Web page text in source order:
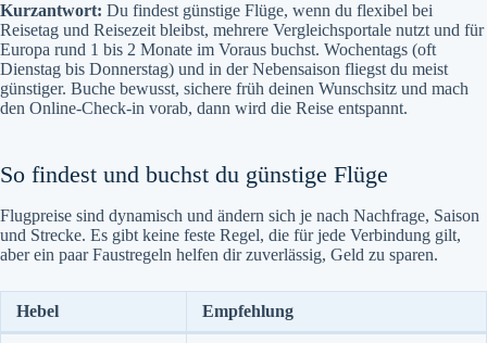
Kurzantwort: Du findest günstige Flüge, wenn du flexibel bei
Reisetag und Reisezeit bleibst, mehrere Vergleichsportale nutzt und für
Europa rund 1 bis 2 Monate im Voraus buchst. Wochentags (oft
Dienstag bis Donnerstag) und in der Nebensaison fliegst du meist
günstiger. Buche bewusst, sichere früh deinen Wunschsitz und mach
den Online-Check-in vorab, dann wird die Reise entspannt.
So findest und buchst du günstige Flüge
Flugpreise sind dynamisch und ändern sich je nach Nachfrage, Saison
und Strecke. Es gibt keine feste Regel, die für jede Verbindung gilt,
aber ein paar Faustregeln helfen dir zuverlässig, Geld zu sparen.
Hebel Empfehlung